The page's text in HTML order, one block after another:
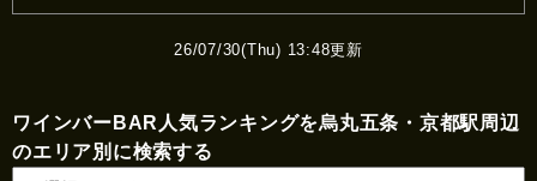
26/07/30(Thu) 13:48更新
ワインバーBAR人気ランキングを烏丸五条・京都駅周辺
のエリア別に検索する